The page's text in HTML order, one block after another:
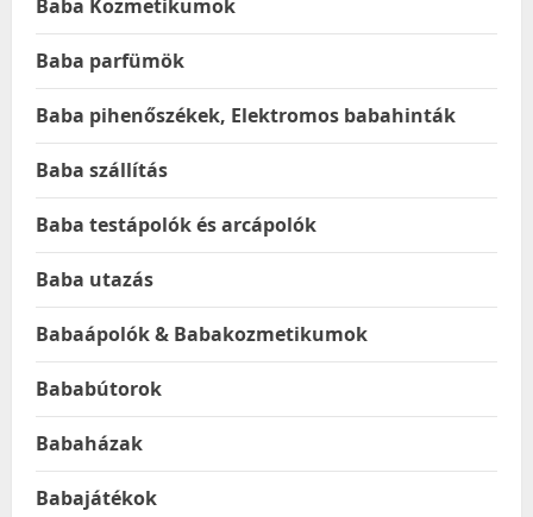
Baba Kozmetikumok
Baba parfümök
Baba pihenőszékek, Elektromos babahinták
Baba szállítás
Baba testápolók és arcápolók
Baba utazás
Babaápolók & Babakozmetikumok
Bababútorok
Babaházak
Babajátékok